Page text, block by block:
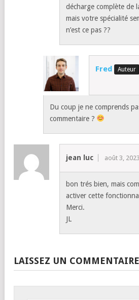
décharge complète de
mais votre spécialité
n’est ce pas ??
Fred
Du coup je ne comprends
commentaire ?
jean luc août 3,
bon trés bien, mais
activer cette
Merci.
JL
LAISSEZ UN COMMENTAIRE